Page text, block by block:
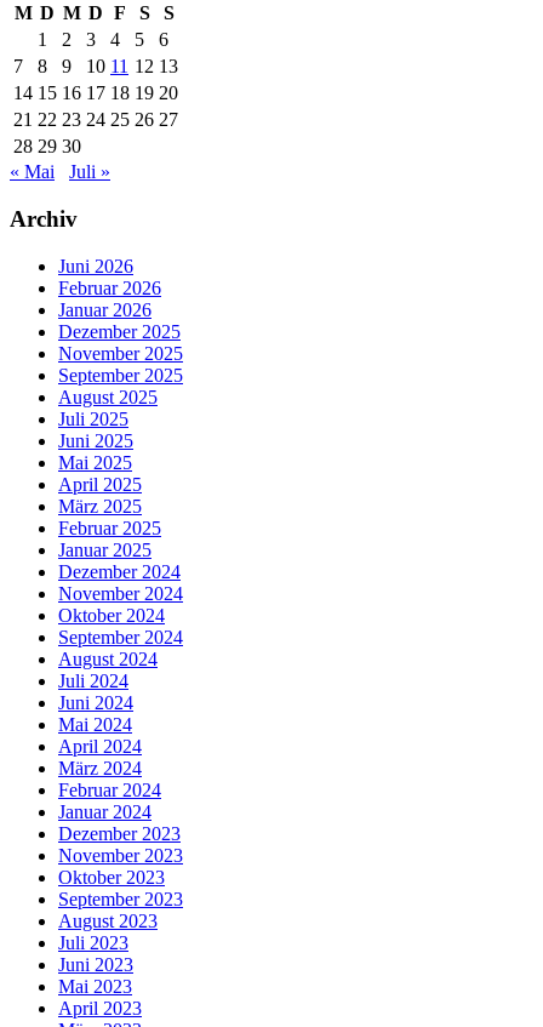
M D M D F S
S
1
2 3 4 5
6
7
8 9 10 11 12 13
14 15 16 17 18 19 20
21 22 23 24 25 26 27
28 29 30
« Mai
Juli »
Archiv
Juni 2026
Februar 2026
Januar 2026
Dezember 2025
November 2025
September 2025
August 2025
Juli 2025
Juni 2025
Mai 2025
April 2025
März 2025
Februar 2025
Januar 2025
Dezember 2024
November 2024
Oktober 2024
September 2024
August 2024
Juli 2024
Juni 2024
Mai 2024
April 2024
März 2024
Februar 2024
Januar 2024
Dezember 2023
November 2023
Oktober 2023
September 2023
August 2023
Juli 2023
Juni 2023
Mai 2023
April 2023